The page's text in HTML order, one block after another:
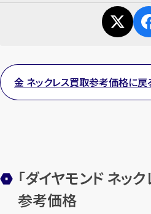
金 ネックレス買取参考価格に戻
「ダイヤモンド ネッ
参考価格